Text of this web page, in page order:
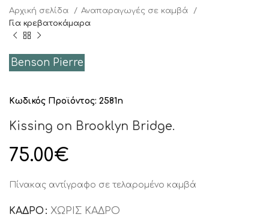
Αρχική σελίδα
Αναπαραγωγές σε καμβά
Για κρεβατοκάμαρα
Benson Pierre
Κωδικός Προϊόντος: 2581n
Kissing on Brooklyn Bridge.
75.00€
Πίνακας αντίγραφο σε τελαρομένο καμβά
ΚΑΔΡΟ ΧΩΡΙΣ ΚΑΔΡΟ